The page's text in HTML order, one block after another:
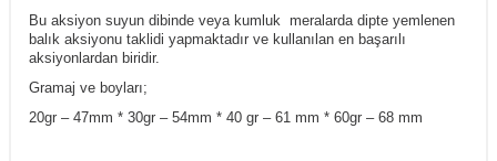
Bu aksiyon suyun dibinde veya kumluk meralarda dipte yemlenen
balık aksiyonu taklidi yapmaktadır ve kullanılan en başarılı
aksiyonlardan biridir.
Gramaj ve boyları;
20gr – 47mm * 30gr – 54mm * 40 gr – 61 mm * 60gr – 68 mm